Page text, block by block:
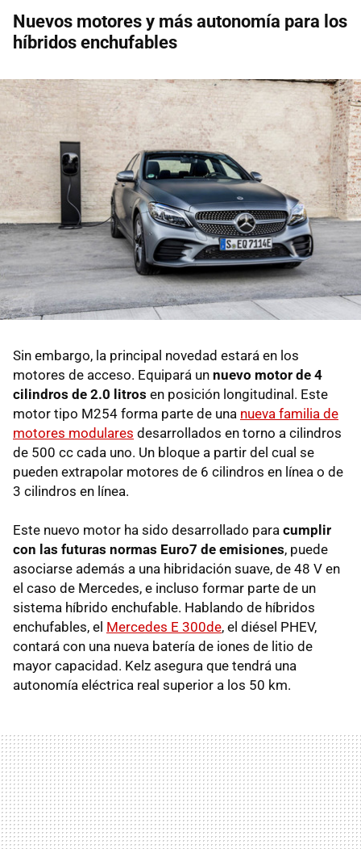
Nuevos motores y más autonomía para los
híbridos enchufables
Sin embargo, la principal novedad estará en los
motores de acceso. Equipará un nuevo motor de 4
cilindros de 2.0 litros en posición longitudinal. Este
motor tipo M254 forma parte de una nueva familia de
motores modulares desarrollados en torno a cilindros
de 500 cc cada uno. Un bloque a partir del cual se
pueden extrapolar motores de 6 cilindros en línea o de
3 cilindros en línea.
Este nuevo motor ha sido desarrollado para cumplir
con las futuras normas Euro7 de emisiones, puede
asociarse además a una hibridación suave, de 48 V en
el caso de Mercedes, e incluso formar parte de un
sistema híbrido enchufable. Hablando de híbridos
enchufables, el Mercedes E 300de, el diésel PHEV,
contará con una nueva batería de iones de litio de
mayor capacidad. Kelz asegura que tendrá una
autonomía eléctrica real superior a los 50 km.